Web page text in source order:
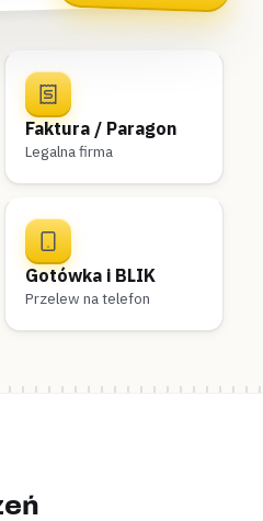
Faktura / Paragon
Legalna firma
Gotówka i BLIK
Przelew na telefon